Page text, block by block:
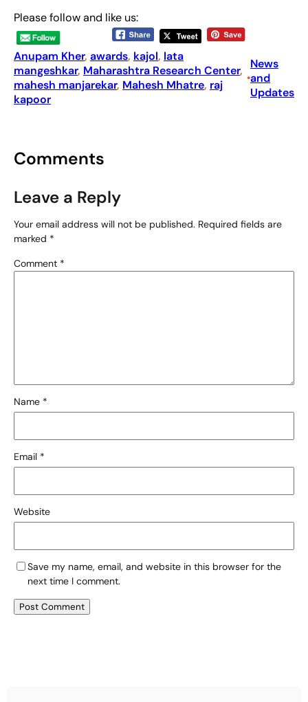
Please follow and like us:
Anupam Kher, awards, kajol, lata
mangeshkar, Maharashtra Research Center
mahesh manjarekar, Mahesh Mhatre, raj
kapoor
•
News
and
Updates
Comments
Leave a Reply
Your email address will not be published. Required fields are
marked *
Comment *
Name *
Email *
Website
Save my name, email, and website in this browser for the
next time I comment.